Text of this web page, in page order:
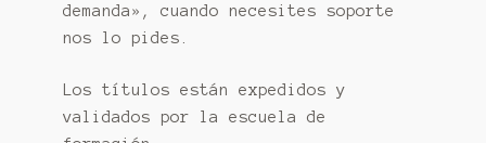
demanda», cuando necesites soporte
nos lo pides.
Los títulos están expedidos y
validados por la escuela de